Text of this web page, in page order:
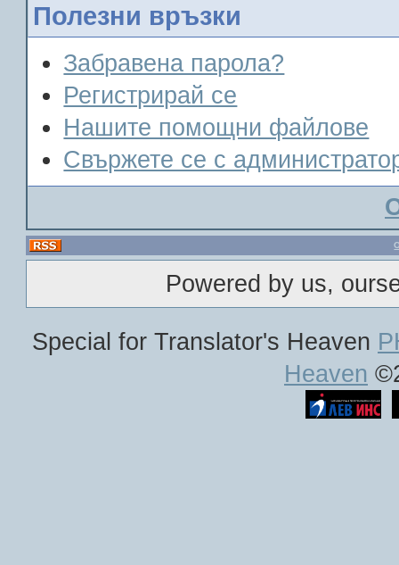
Полезни връзки
Забравена парола?
Регистрирай се
Нашите помощни файлове
Свържете се с
Powered by us,
Special for Translator's Heaven
Heaven